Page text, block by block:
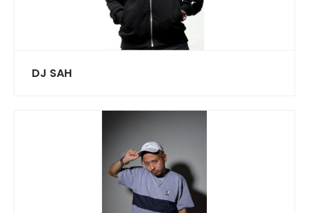
DJ SAH